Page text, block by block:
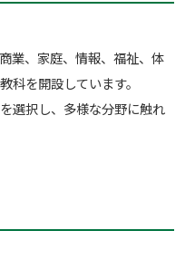
業、家庭、情報、福祉、体
科を開設しています。
選択し、多様な分野に触れ